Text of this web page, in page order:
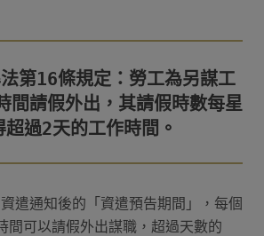
第16條規定：勞工為另謀工
間請假外出，其請假時數每星
遣通知後的「資遣預告期間」，每個
間可以請假外出謀職，超過天數的